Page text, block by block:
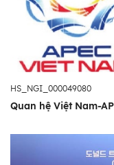
HS_NGI_000049080
Quan hệ Việt Nam-